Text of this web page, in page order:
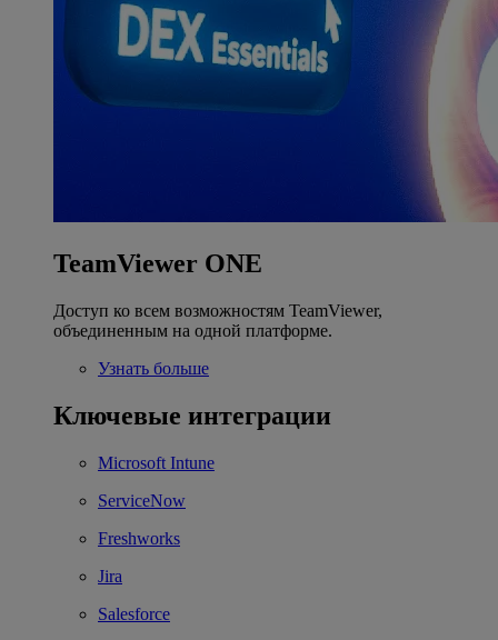
TeamViewer ONE
Доступ ко всем возможностям TeamViewer,
объединенным на одной платформе.
Узнать больше
Ключевые интеграции
Microsoft Intune
ServiceNow
Freshworks
Jira
Salesforce